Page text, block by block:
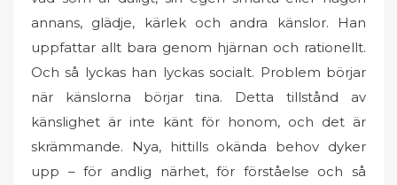
annans, glädje, kärlek och andra känslor. Han
uppfattar allt bara genom hjärnan och rationellt.
Och så lyckas han lyckas socialt. Problem börjar
när känslorna börjar tina. Detta tillstånd av
känslighet är inte känt för honom, och det är
skrämmande. Nya, hittills okända behov dyker
upp – för andlig närhet, för förståelse och så